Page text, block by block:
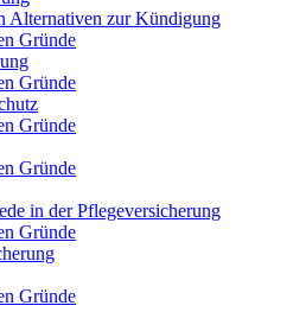
Alternativen zur Kündigung
Gründe
Gründe
Gründe
Gründe
in der Pflegeversicherung
Gründe
Gründe